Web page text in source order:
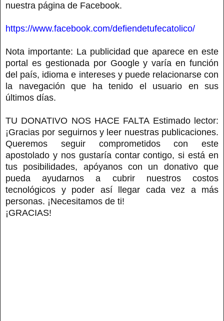
nuestra página de Facebook.
https://www.facebook.com/defiendetufecatolico/
Nota importante: La publicidad que aparece en este
portal es gestionada por Google y varía en función
del país, idioma e intereses y puede relacionarse con
la navegación que ha tenido el usuario en sus
últimos días.
TU DONATIVO NOS HACE FALTA Estimado lector:
¡Gracias por seguirnos y leer nuestras publicaciones.
Queremos seguir comprometidos con este
apostolado y nos gustaría contar contigo, si está en
tus posibilidades, apóyanos con un donativo que
pueda ayudarnos a cubrir nuestros costos
tecnológicos y poder así llegar cada vez a más
personas. ¡Necesitamos de ti!
¡GRACIAS!